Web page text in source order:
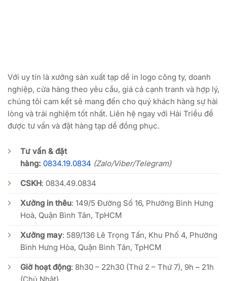
Với uy tín là xưởng sản xuất tạp dề in logo công ty, doanh
nghiệp, cửa hàng theo yêu cầu, giá cả cạnh tranh và hợp lý,
chúng tôi cam kết sẽ mang đến cho quý khách hàng sự hài
lòng và trải nghiệm tốt nhất. Liên hệ ngay với Hải Triều để
được tư vấn và đặt hàng tạp dề đồng phục.
Tư vấn & đặt
hàng: 0834.19.0834 (Zalo/Viber/Telegram)
CSKH: 0834.49.0834
Xưởng in thêu: 149/5 Đường Số 16, Phường Bình Hưng
Hoà, Quận Bình Tân, TpHCM
Xưởng may: 589/136 Lê Trọng Tấn, Khu Phố 4, Phường
Bình Hưng Hòa, Quận Bình Tân, TpHCM
Giờ hoạt động: 8h30 – 22h30 (Thứ 2 – Thứ 7), 9h – 21h